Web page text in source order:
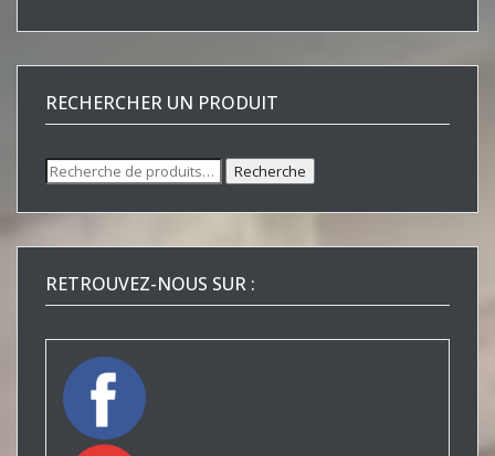
RECHERCHER UN PRODUIT
Recherche
pour :
Recherche
RETROUVEZ-NOUS SUR :